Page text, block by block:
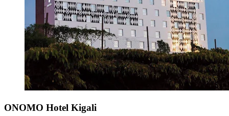
ONOMO Hotel Kigali